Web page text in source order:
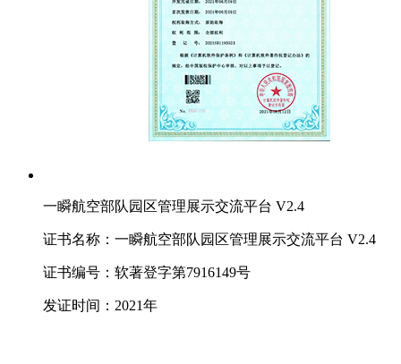
一瞬航空部队园区管理展示交流平台 V2.4
证书名称：一瞬航空部队园区管理展示交流平台 V2.4
证书编号：软著登字第7916149号
发证时间：2021年